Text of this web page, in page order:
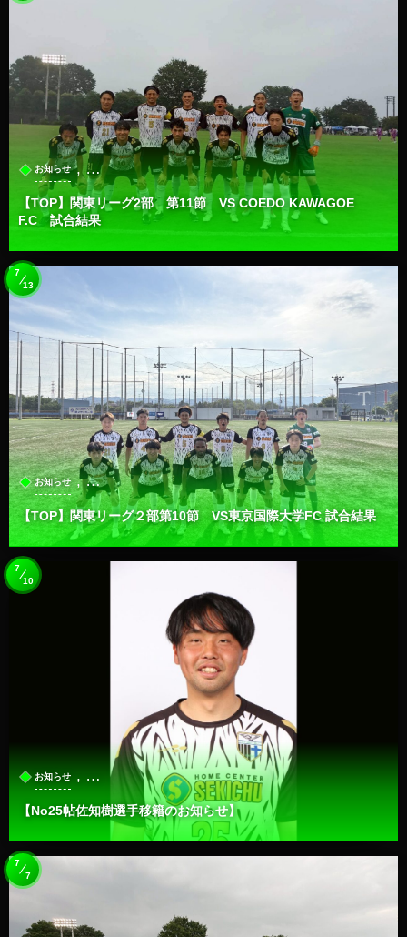
お知らせ , …
【TOP】関東リーグ2部 第11節 VS COEDO KAWAGOE
F.C 試合結果
お知らせ , …
【TOP】関東リーグ２部第10節 VS東京国際大学FC 試合結果
7
13
お知らせ , …
【No25帖佐知樹選手移籍のお知らせ】
7
10
7
7